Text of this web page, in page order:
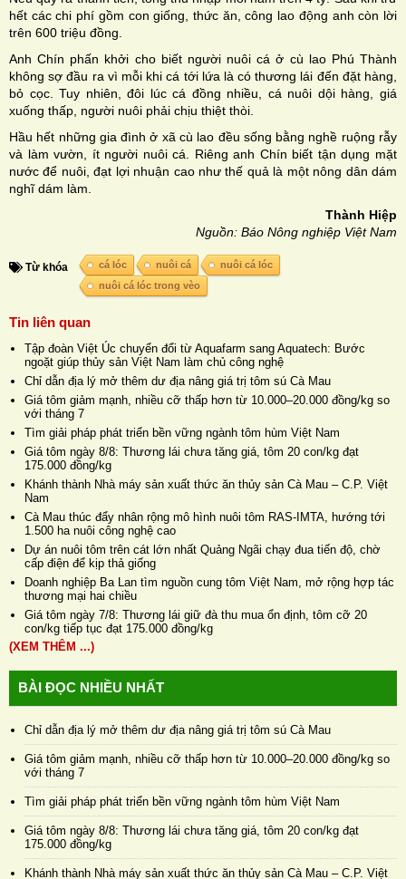
hết các chi phí gồm con giống, thức ăn, công lao động anh còn lời
trên 600 triệu đồng.
Anh Chín phấn khởi cho biết người nuôi cá ở cù lao Phú Thành
không sợ đầu ra vì mỗi khi cá tới lứa là có thương lái đến đặt hàng,
bỏ cọc. Tuy nhiên, đôi lúc cá đồng nhiều, cá nuôi dội hàng, giá
xuống thấp, người nuôi phải chịu thiệt thòi.
Hầu hết những gia đình ở xã cù lao đều sống bằng nghề ruộng rẫy
và làm vườn, ít người nuôi cá. Riêng anh Chín biết tận dụng mặt
nước để nuôi, đạt lợi nhuận cao như thế quả là một nông dân dám
nghĩ dám làm.
Thành Hiệp
Nguồn: Báo Nông nghiệp Việt Nam
Từ khóa cá lóc nuôi cá
nuôi cá lóc
nuôi cá lóc trong vèo
Tin liên quan
Tập đoàn Việt Úc chuyển đổi từ Aquafarm sang Aquatech: Bước
ngoặt giúp thủy sản Việt Nam làm chủ công nghệ
Chỉ dẫn địa lý mở thêm dư địa nâng giá trị tôm sú Cà Mau
Giá tôm giảm mạnh, nhiều cỡ thấp hơn từ 10.000–20.000 đồng/kg so
với tháng 7
Tìm giải pháp phát triển bền vững ngành tôm hùm Việt Nam
Giá tôm ngày 8/8: Thương lái chưa tăng giá, tôm 20 con/kg đạt
175.000 đồng/kg
Khánh thành Nhà máy sản xuất thức ăn thủy sản Cà Mau – C.P. Việt
Nam
Cà Mau thúc đẩy nhân rộng mô hình nuôi tôm RAS-IMTA, hướng tới
1.500 ha nuôi công nghệ cao
Dự án nuôi tôm trên cát lớn nhất Quảng Ngãi chạy đua tiến độ, chờ
cấp điện để kịp thả giống
Doanh nghiệp Ba Lan tìm nguồn cung tôm Việt Nam, mở rộng hợp tác
thương mại hai chiều
Giá tôm ngày 7/8: Thương lái giữ đà thu mua ổn định, tôm cỡ 20
con/kg tiếp tục đạt 175.000 đồng/kg
(XEM THÊM ...)
BÀI ĐỌC NHIỀU NHẤT
Chỉ dẫn địa lý mở thêm dư địa nâng giá trị tôm sú Cà Mau
Giá tôm giảm mạnh, nhiều cỡ thấp hơn từ 10.000–20.000 đồng/kg so
với tháng 7
Tìm giải pháp phát triển bền vững ngành tôm hùm Việt Nam
Giá tôm ngày 8/8: Thương lái chưa tăng giá, tôm 20 con/kg đạt
175.000 đồng/kg
Khánh thành Nhà máy sản xuất thức ăn thủy sản Cà Mau – C.P. Việt